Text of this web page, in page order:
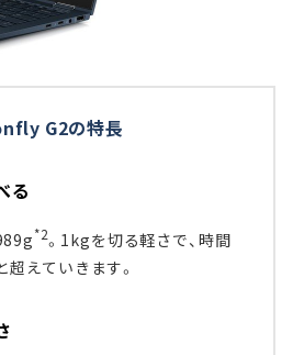
G2の特長
る
*2。1kgを切る軽さで、時間
えていきます。